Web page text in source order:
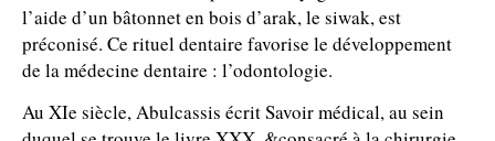
l’aide d’un bâtonnet en bois d’arak, le siwak, est
préconisé. Ce rituel dentaire favorise le développement
de la médecine dentaire : l’odontologie.
Au XIe siècle, Abulcassis écrit Savoir médical, au sein